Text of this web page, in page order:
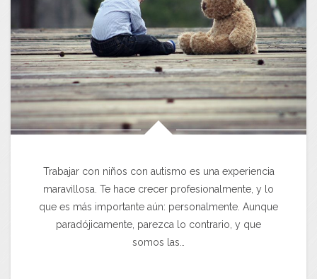
Trabajar con niños con autismo es una experiencia
maravillosa. Te hace crecer profesionalmente, y lo
que es más importante aún: personalmente. Aunque
paradójicamente, parezca lo contrario, y que
somos las…